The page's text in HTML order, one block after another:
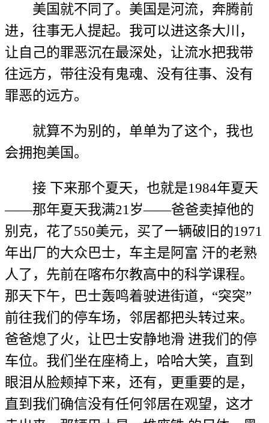
美国就不同了。美国是河流，奔腾前
进，往事无人提起。我可以进这条大川，
让自己的罪恶沉在最深处，让流水把我带
往远方，带往没有鬼魂、没有往事、没有
罪恶的远方。
就算不为别的，单单为了这个，我也
会拥抱美国。
接 下来那个夏天，也就是1984年夏天
——那年夏天我满21岁——爸爸卖掉他的
别克，花了550美元，买了一辆破旧的1971
年出厂的大众巴士，车主是阿富 汗的老熟
人了，先前在喀布尔教高中的科学课程。
那天下午，巴士轰鸣着驶进街道，“突突”
前往我们的停车场，邻居都把头转过来。
爸爸熄了火，让巴士安静地滑 进我们的停
车位。我们坐在座椅上，哈哈大笑，直到
眼泪从脸颊掉下来，还有，更重要的是，
直到我们确信没有任何邻居在观望，这才